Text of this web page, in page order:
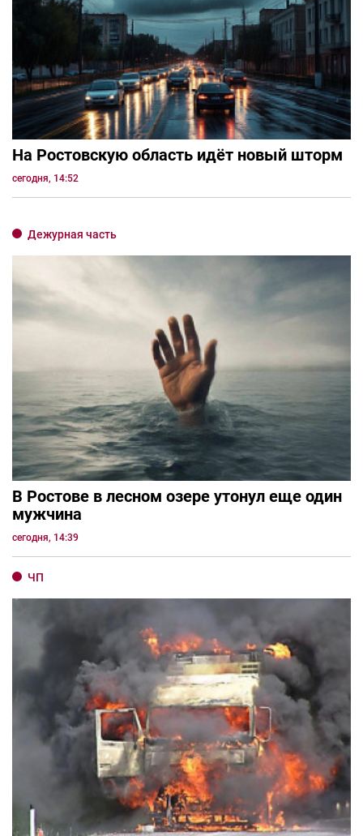
На Ростовскую область идёт новый шторм
сегодня, 14:52
Дежурная часть
В Ростове в лесном озере утонул еще один
мужчина
сегодня, 14:39
ЧП